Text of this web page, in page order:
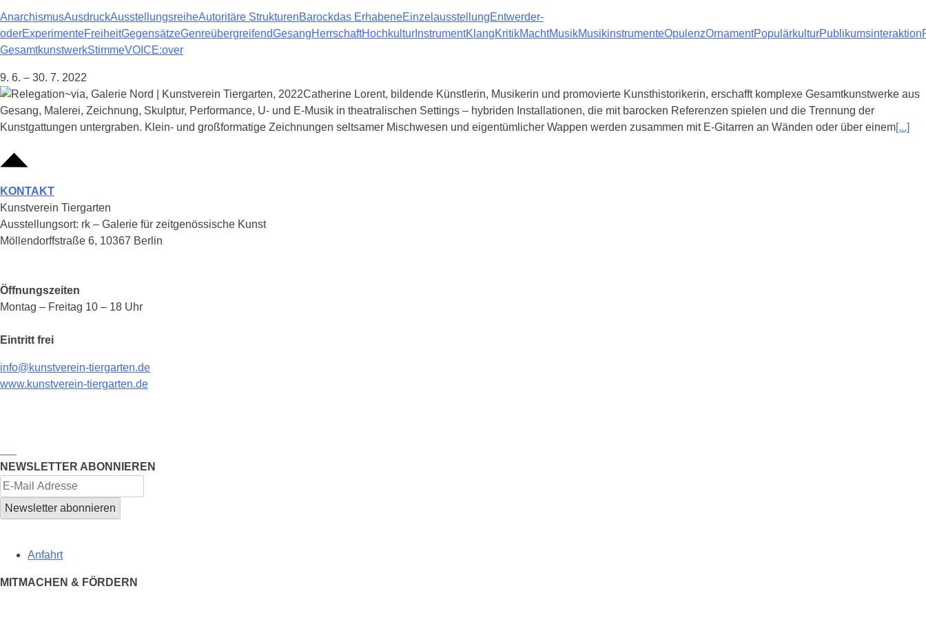
AnarchismusAusdruckAusstellungsreiheAutoritäre StrukturenBarockdas ErhabeneEinzelausstellungEntwerder-
oderExperimenteFreiheitGegensätzeGenreübergreifendGesangHerrschaftHochkultur InstrumentKlangKritikMachtMusikMusikinstrumenteOpulenzOrnamentPopulärkulturPublikumsinteraktion
GesamtkunstwerkStimmeVOICE:over
9. 6. – 30. 7. 2022
Catherine Lorent, bildende Künstlerin, Musikerin und promovierte Kunsthistorikerin, erschafft komplexe Gesamtkunstwerke aus
Gesang, Malerei, Zeichnung, Skulptur, Performance, U- und E-Musik in theatralischen Settings – hybriden Installationen, die mit barocken Referenzen spielen und die Trennung der
Kunstgattungen untergraben. Klein- und großformatige Zeichnungen seltsamer Mischwesen und eigentümlicher Wappen werden zusammen mit E-Gitarren an Wänden oder über einem[...]
KONTAKT
Kunstverein Tiergarten
Ausstellungsort: rk – Galerie für zeitgenössische Kunst
Möllendorffstraße 6, 10367 Berlin
Öffnungszeiten
Montag – Freitag 10 – 18 Uhr
Eintritt frei
info@kunstverein-tiergarten.de
www.kunstverein-tiergarten.de
NEWSLETTER ABONNIEREN
Anfahrt
MITMACHEN & FÖRDERN